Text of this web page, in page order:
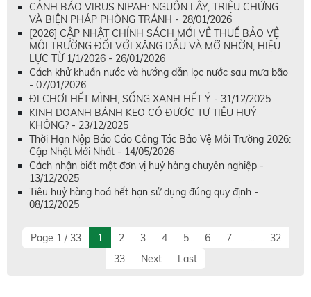
CẢNH BÁO VIRUS NIPAH: NGUỒN LÂY, TRIỆU CHỨNG
VÀ BIỆN PHÁP PHÒNG TRÁNH - 28/01/2026
[2026] CẬP NHẬT CHÍNH SÁCH MỚI VỀ THUẾ BẢO VỆ
MÔI TRƯỜNG ĐỐI VỚI XĂNG DẦU VÀ MỠ NHỜN, HIỆU
LỰC TỪ 1/1/2026 - 26/01/2026
Cách khử khuẩn nước và hướng dẫn lọc nước sau mưa bão
- 07/01/2026
ĐI CHƠI HẾT MÌNH, SỐNG XANH HẾT Ý - 31/12/2025
KINH DOANH BÁNH KẸO CÓ ĐƯỢC TỰ TIÊU HUỶ
KHÔNG? - 23/12/2025
Thời Hạn Nộp Báo Cáo Công Tác Bảo Vệ Môi Trường 2026:
Cập Nhật Mới Nhất - 14/05/2026
Cách nhận biết một đơn vị huỷ hàng chuyên nghiệp -
13/12/2025
Tiêu huỷ hàng hoá hết hạn sử dụng đúng quy định -
08/12/2025
Page 1 / 33 1 2 3 4 5 6 7 ...
32
33
Next Last